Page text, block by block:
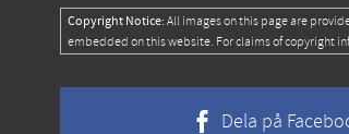
Copyright Notice: All images on this page are
embedded on this website. For claims of copyright
Dela på